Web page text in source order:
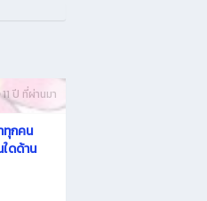
11 ปี ที่ผ่านมา
ทุกคน
ดด้าน